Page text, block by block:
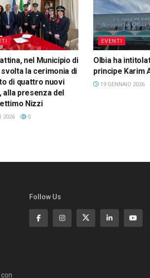
nel Municipio di
svolta la cerimonia di
di quattro nuovi
alla presenza del
Nizzi
2026 0
EVENTI
Olbia ha
principe Karim
19 GENNAIO 2026
Follow Us